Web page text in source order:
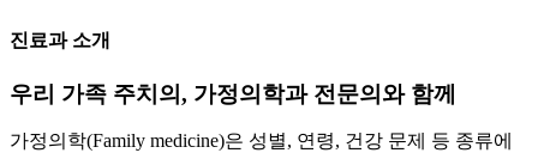
진료과 소개
우리 가족 주치의, 가정의학과 전문의와 함께
가정의학(Family medicine)은 성별, 연령, 건강 문제 등 종류에